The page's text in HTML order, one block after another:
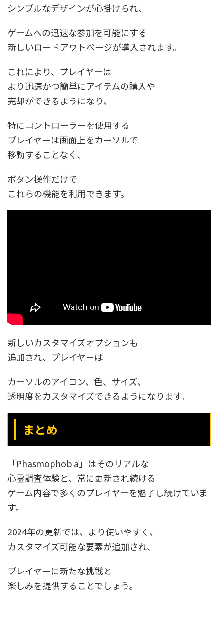
シンプルなデザインが心掛けられ、
ゲームへの迅速な参加を可能にする
新しいロードアウトページが導入されます。
これにより、プレイヤーは
より迅速かつ簡単にアイテムの購入や
売却ができるようになり、
特にコントローラーを使用する
プレイヤーは画面上をカーソルで
移動することなく、
ボタン操作だけで
これらの機能を利用できます。
新しいカスタマイズオプションも
追加され、プレイヤーは
カーソルのアイコン、色、サイズ、
透明度をカスタマイズできるようになります。
まとめ
「Phasmophobia」はそのリアルな
心霊調査体験と、常に更新され続ける
ゲーム内容で多くのプレイヤーを魅了し続けていま
す。
2024年の更新では、より使いやすく、
カスタマイズ可能な要素が追加され、
プレイヤーに新たな挑戦と
楽しみを提供することでしょう。